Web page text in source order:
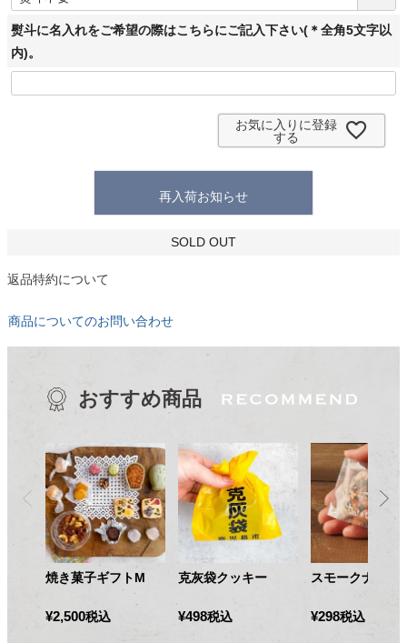
必
須
熨斗に名入れをご希望の際はこちらにご記入下さい(＊全角5文字以
内)。
お気に入りに登録
する
再入荷お知らせ
SOLD OUT
返品特約について
商品についてのお問い合わせ
おすすめ商品
焼き菓子ギフトM
¥2,500税込
克灰袋クッキー
¥498税込
スモークナッツ
¥298税込